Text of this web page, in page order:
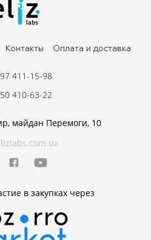
Контакты Оплата и доставка
майдан Перемоги, 10
в закупках через
411-15-98
410-63-22